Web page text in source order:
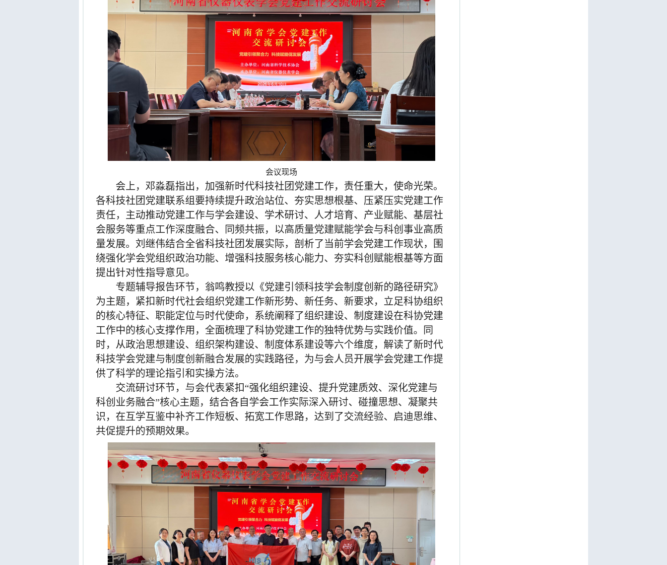
会议现场
会上，邓淼磊指出，加强新时代科技社团党建工作，责任重大，使命光荣。
各科技社团党建联系组要持续提升政治站位、夯实思想根基、压紧压实党建工作
责任，主动推动党建工作与学会建设、学术研讨、人才培育、产业赋能、基层社
会服务等重点工作深度融合、同频共振，以高质量党建赋能学会与科创事业高质
量发展。刘继伟结合全省科技社团发展实际，剖析了当前学会党建工作现状，围
绕强化学会党组织政治功能、增强科技服务核心能力、夯实科创赋能根基等方面
提出针对性指导意见。
专题辅导报告环节，翁鸣教授以《党建引领科技学会制度创新的路径研究》
为主题，紧扣新时代社会组织党建工作新形势、新任务、新要求，立足科协组织
的核心特征、职能定位与时代使命，系统阐释了组织建设、制度建设在科协党建
工作中的核心支撑作用，全面梳理了科协党建工作的独特优势与实践价值。同
时，从政治思想建设、组织架构建设、制度体系建设等六个维度，解读了新时代
科技学会党建与制度创新融合发展的实践路径，为与会人员开展学会党建工作提
供了科学的理论指引和实操方法。
交流研讨环节，与会代表紧扣“强化组织建设、提升党建质效、深化党建与
科创业务融合”核心主题，结合各自学会工作实际深入研讨、碰撞思想、凝聚共
识，在互学互鉴中补齐工作短板、拓宽工作思路，达到了交流经验、启迪思维、
共促提升的预期效果。